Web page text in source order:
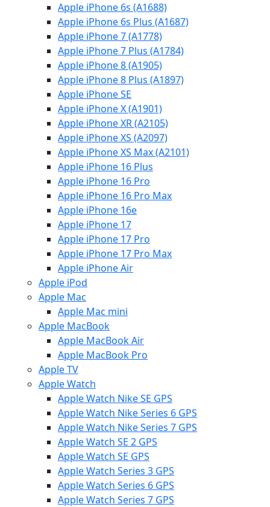
Apple iPhone 6s (A1688)
Apple iPhone 6s Plus (A1687)
Apple iPhone 7 (A1778)
Apple iPhone 7 Plus (A1784)
Apple iPhone 8 (A1905)
Apple iPhone 8 Plus (A1897)
Apple iPhone SE
Apple iPhone X (A1901)
Apple iPhone XR (A2105)
Apple iPhone XS (A2097)
Apple iPhone XS Max (A2101)
Apple iPhone 16 Plus
Apple iPhone 16 Pro
Apple iPhone 16 Pro Max
Apple iPhone 16e
Apple iPhone 17
Apple iPhone 17 Pro
Apple iPhone 17 Pro Max
Apple iPhone Air
Apple iPod
Apple Mac
Apple Mac mini
Apple MacBook
Apple MacBook Air
Apple MacBook Pro
Apple TV
Apple Watch
Apple Watch Nike SE GPS
Apple Watch Nike Series 6 GPS
Apple Watch Nike Series 7 GPS
Apple Watch SE 2 GPS
Apple Watch SE GPS
Apple Watch Series 3 GPS
Apple Watch Series 6 GPS
Apple Watch Series 7 GPS